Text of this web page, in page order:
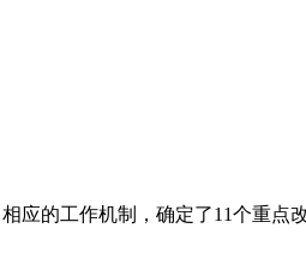
应的工作机制，确定了11个重点